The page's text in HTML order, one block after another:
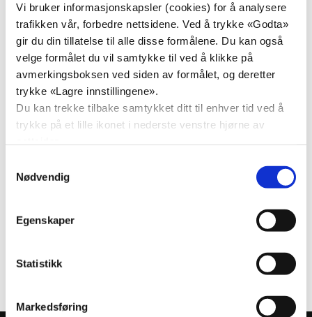
Vi bruker informasjonskapsler (cookies) for å analysere
trafikken vår, forbedre nettsidene. Ved å trykke «Godta»
gir du din tillatelse til alle disse formålene. Du kan også
velge formålet du vil samtykke til ved å klikke på
avmerkingsboksen ved siden av formålet, og deretter
trykke «Lagre innstillingene».
Du kan trekke tilbake samtykket ditt til enhver tid ved å
trykke på et lille ikonet i nederste venstre hjørne av
Nødvendig
Egenskaper
Statistikk
Markedsføring
Velkommen til familiedag på Odin Camping 7.juni! Her
fylkesleder Håvard Fjeldheim! Ta med familien på en dag
Arrangementet starter fra 14, og det vil være varme
Vi gleder oss til å se dere der!